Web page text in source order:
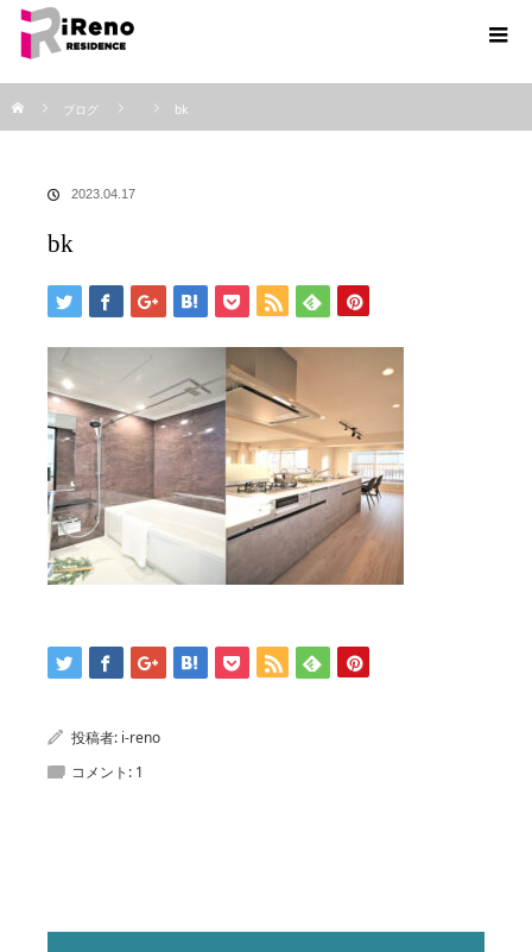
ブログ
bk
2023.04.17
bk
投稿者: i-reno
コメント: 1